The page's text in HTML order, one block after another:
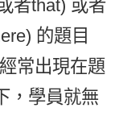
者that) 或者
的題目
常出現在題
，學員就無